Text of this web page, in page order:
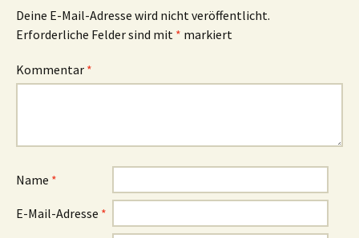
Deine E-Mail-Adresse wird nicht veröffentlicht.
Erforderliche Felder sind mit * markiert
Kommentar *
Name *
E-Mail-Adresse *